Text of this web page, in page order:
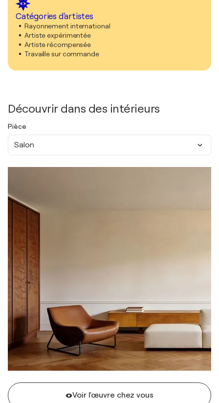
Catégories d'artistes
Rayonnement international
Artiste expérimentée
Artiste récompensée
Travaille sur commande
Découvrir dans des intérieurs
Pièce
Salon
Voir l'œuvre chez vous